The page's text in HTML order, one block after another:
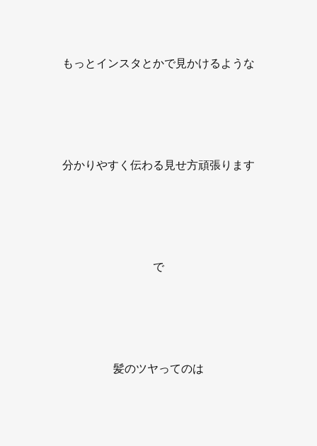
もっとインスタとかで見かけるような
分かりやすく伝わる見せ方頑張ります
で
髪のツヤってのは